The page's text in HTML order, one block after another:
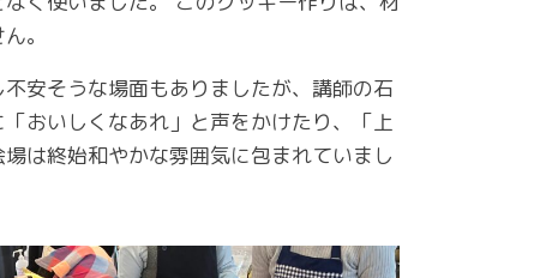
。
安そうな場面もありましたが、講師の石
おいしくなあれ」と声をかけたり、「上
は終始和やかな雰囲気に包まれていまし